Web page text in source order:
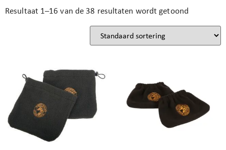
enkel
kinderzadel
lederbalse
lederolie
ledervet
lederzeep
lichtgewicht
natuurlijke basis
Resultaat 1–16 van de 38 resultaten wordt getoond